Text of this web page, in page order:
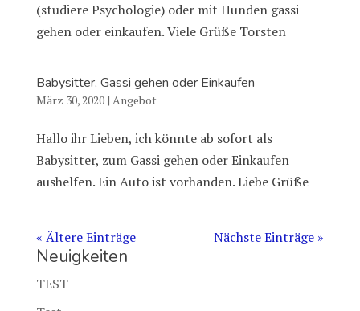
(studiere Psychologie) oder mit Hunden gassi
gehen oder einkaufen. Viele Grüße Torsten
Babysitter, Gassi gehen oder Einkaufen
März 30, 2020| Angebot
Hallo ihr Lieben, ich könnte ab sofort als
Babysitter, zum Gassi gehen oder Einkaufen
aushelfen. Ein Auto ist vorhanden. Liebe Grüße
« Ältere Einträge Nächste Einträge »
Neuigkeiten
TEST